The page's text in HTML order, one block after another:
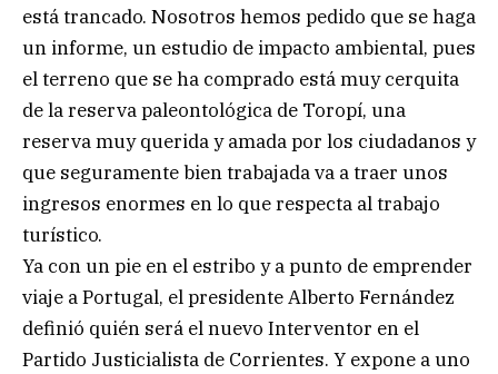
está trancado. Nosotros hemos pedido que se haga
un informe, un estudio de impacto ambiental, pues
el terreno que se ha comprado está muy cerquita
de la reserva paleontológica de Toropí, una
reserva muy querida y amada por los ciudadanos y
que seguramente bien trabajada va a traer unos
ingresos enormes en lo que respecta al trabajo
turístico.
Ya con un pie en el estribo y a punto de emprender
viaje a Portugal, el presidente Alberto Fernández
definió quién será el nuevo Interventor en el
Partido Justicialista de Corrientes. Y expone a uno